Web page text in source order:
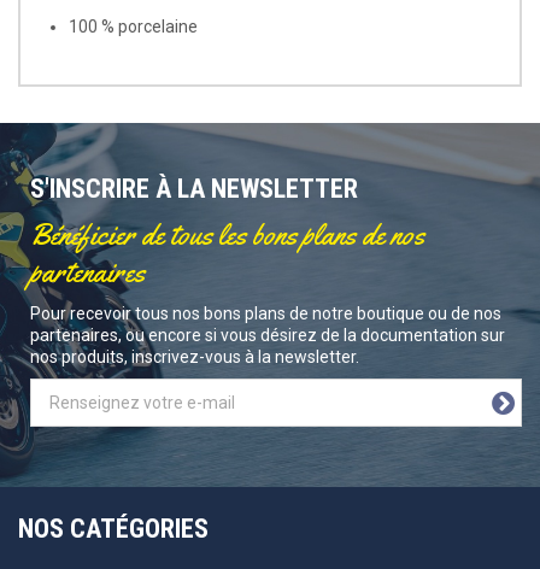
100 % porcelaine
S'INSCRIRE À LA NEWSLETTER
Bénéficier de tous les bons plans de nos
partenaires
Pour recevoir tous nos bons plans de notre boutique ou de nos
partenaires, ou encore si vous désirez de la documentation sur
nos produits, inscrivez-vous à la newsletter.
NOS CATÉGORIES